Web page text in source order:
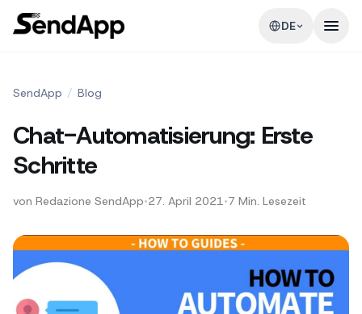
DE
SendApp / Blog
Chat-Automatisierung: Erste
Schritte
von Redazione SendApp•27. April 2021•7 Min. Lesezeit